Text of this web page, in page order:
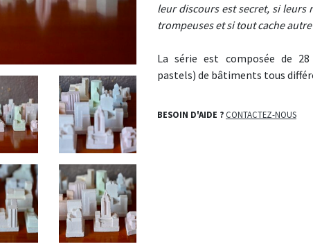
leur discours est secret, si leurs
trompeuses et si tout cache autre
La série est composée de
pastels) de bâtiments tous
BESOIN D'AIDE ?CONTACTEZ-NOUS